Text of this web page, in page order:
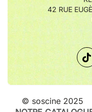
42 RUE
© soscine 2025